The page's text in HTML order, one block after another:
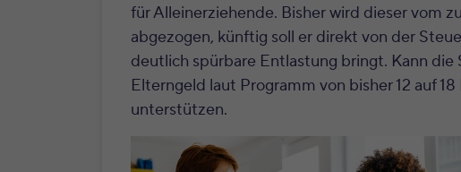
für Alleinerziehende. Bisher wird dieser vom
abgezogen, künftig soll er direkt von der
deutlich spürbare Entlastung bringt. Kann die
Elterngeld laut Programm von bisher 12 auf
unterstützen.